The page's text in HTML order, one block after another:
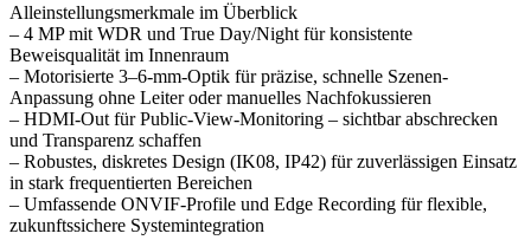
Alleinstellungsmerkmale im Überblick
– 4 MP mit WDR und True Day/Night für konsistente
Beweisqualität im Innenraum
– Motorisierte 3–6-mm-Optik für präzise, schnelle Szenen-
Anpassung ohne Leiter oder manuelles Nachfokussieren
– HDMI-Out für Public-View-Monitoring – sichtbar abschrecken
und Transparenz schaffen
– Robustes, diskretes Design (IK08, IP42) für zuverlässigen Einsatz
in stark frequentierten Bereichen
– Umfassende ONVIF-Profile und Edge Recording für flexible,
zukunftssichere Systemintegration